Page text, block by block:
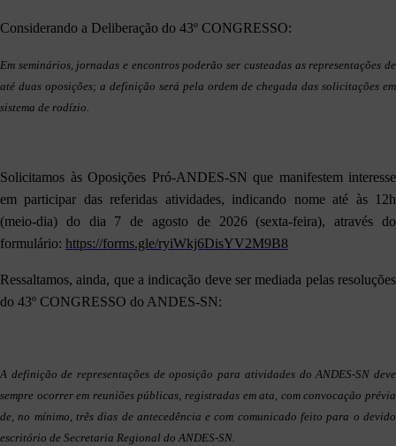
Considerando a Deliberação do 43º CONGRESSO:
Em seminários, jornadas e encontros poderão ser custeadas as representações de
até duas oposições; a definição será pela ordem de chegada das solicitações em
sistema de rodízio.
Solicitamos às Oposições Pró-ANDES-SN que manifestem interesse
em participar das referidas atividades, indicando nome até às 12h
(meio-dia) do dia 7 de agosto de 2026 (sexta-feira), através do
formulário: https://forms.gle/ryiWkj6DisYV2M9B8
Ressaltamos, ainda, que a indicação deve ser mediada pelas resoluções
do 43º CONGRESSO do ANDES-SN:
A definição de representações de oposição para atividades do ANDES-SN deve
sempre ocorrer em reuniões públicas, registradas em ata, com convocação prévia
de, no mínimo, três dias de antecedência e com comunicado feito para o devido
escritório de Secretaria Regional do ANDES-SN.